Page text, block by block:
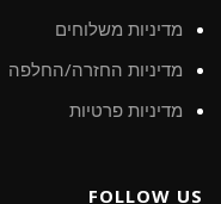
מדיניות משלוחים
מדיניות החזרה/החלפה
מדיניות פרטיות
FOLLOW US